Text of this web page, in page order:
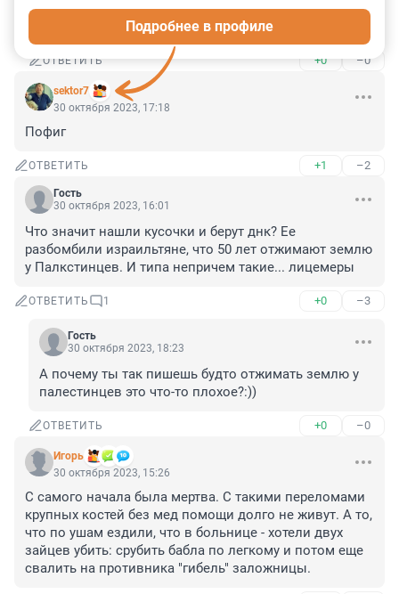
Я живу в Новосибирске.
Да, не нужно было сюда заходить. противно стало.
ОТВЕТИТЬ +0 –0
sektor7
Подробнее в профиле
30 октября 2023, 17:18
Пофиг
ОТВЕТИТЬ +1 –2
Гость
30 октября 2023, 16:01
Что значит нашли кусочки и берут днк? Ее
разбомбили израильтяне, что 50 лет отжимают землю
у Палкстинцев. И типа непричем такие... лицемеры
ОТВЕТИТЬ 1 +0 –3
Гость
30 октября 2023, 18:23
А почему ты так пишешь будто отжимать землю у
палестинцев это что-то плохое?:))
ОТВЕТИТЬ +0 –0
Игoрь
30 октября 2023, 15:26
С самого начала была мертва. С такими переломами
крупных костей без мед помощи долго не живут. А то,
что по ушам ездили, что в больнице - хотели двух
зайцев убить: срубить бабла по легкому и потом еще
свалить на противника "гибель" заложницы.